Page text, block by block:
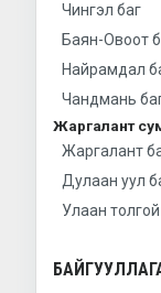
Чингэл баг
Баян-Овоот
Найрамдал
Чандмань
Жаргалант
Жаргалант
Дулаан уул
Улаан